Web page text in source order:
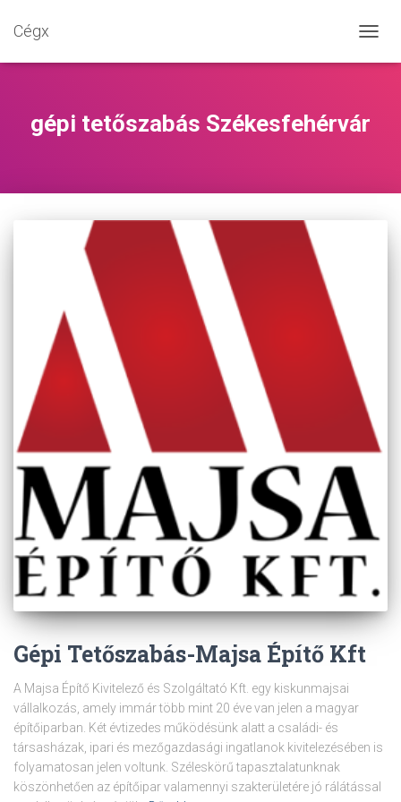
Cégx
BE-/
gépi tetőszabás Székesfehérvár
Gépi Tetőszabás-Majsa Építő Kft
A Majsa Építő Kivitelező és Szolgáltató Kft. egy kiskunmajsai
vállalkozás, amely immár több mint 20 éve van jelen a magyar
építőiparban. Két évtizedes működésünk alatt a családi- és
társasházak, ipari és mezőgazdasági ingatlanok kivitelezésében is
folyamatosan jelen voltunk. Széleskörű tapasztalatunknak
köszönhetően az építőipar valamennyi szakterületére jó rálátással